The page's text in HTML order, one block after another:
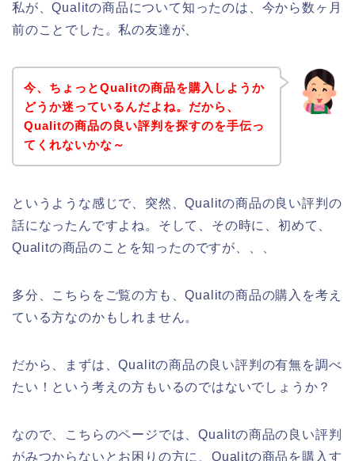
私が、Qualitの商品について知ったのは、今から数ヶ月
前のことでした。私の友達が、
今、ちょっとQualitの商品を購入しようか
どうか迷っているんだよね。だから、
Qualitの商品の良い評判を探すのを手伝っ
てくれないかな～
というような感じで、突然、Qualitの商品の良い評判の
話になったんですよね。そして、その時に、初めて、
Qualitの商品のことを知ったのですが、、、
多分、こちらをご覧の方も、Qualitの商品の購入を考え
ている方なのかもしれません。
だから、まずは、Qualitの商品の良い評判の有無を調べ
たい！という考えの方もいるのではないでしょうか？
なので、こちらのページでは、Qualitの商品の良い評判
がみつからないとお困りの方に、Qualitの商品を購入す